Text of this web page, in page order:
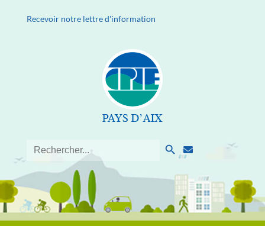
Recevoir notre lettre d'information
Search
for: